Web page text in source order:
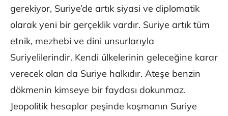
gerekiyor, Suriye’de artık siyasi ve diplomatik
olarak yeni bir gerçeklik vardır. Suriye artık tüm
etnik, mezhebi ve dini unsurlarıyla
Suriyelilerindir. Kendi ülkelerinin geleceğine karar
verecek olan da Suriye halkıdır. Ateşe benzin
dökmenin kimseye bir faydası dokunmaz.
Jeopolitik hesaplar peşinde koşmanın Suriye